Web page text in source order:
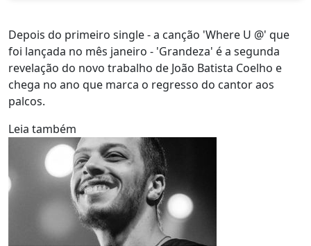
Depois do primeiro single - a canção 'Where U @' que
foi lançada no mês janeiro - 'Grandeza' é a segunda
revelação do novo trabalho de João Batista Coelho e
chega no ano que marca o regresso do cantor aos
palcos.
Leia também